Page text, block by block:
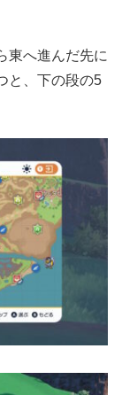
東へ進んだ先に
と、下の段の5